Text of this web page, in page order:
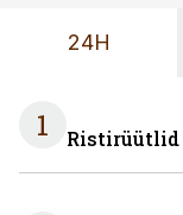
24H
1